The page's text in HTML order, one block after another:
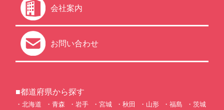
会社案内
お問い合わせ
■都道府県から探す
北海道 青森 岩手 宮城 秋田 山形 福島
茨城